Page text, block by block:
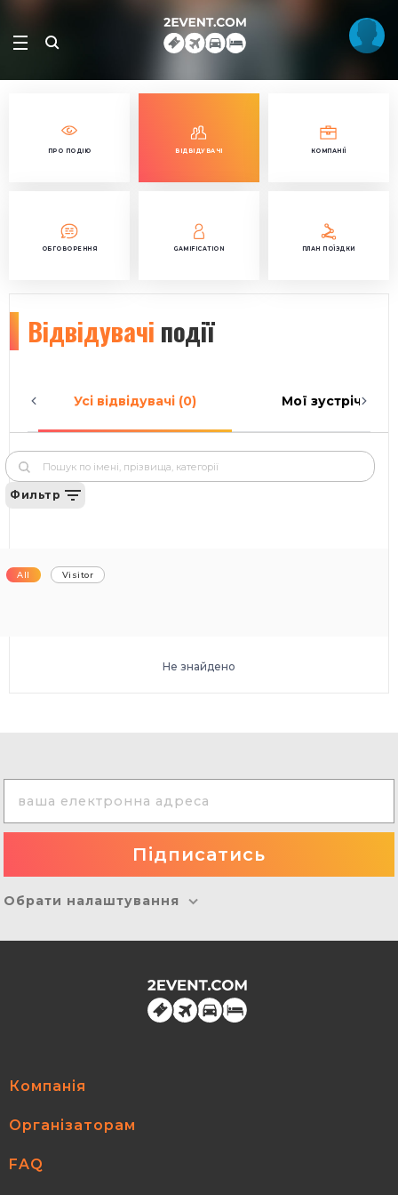
ПРО ПОДІЮ ВІДВІДУВАЧІ КОМПАНІЇ
ОБГОВОРЕННЯ GAMIFICATION ПЛАН ПОЇЗДКИ
Відвідувачі події
Усі відвідувачі (0) Мої зустрічі (0)
Фильтр
All Visitor
Не знайдено
Обрати налаштування
Компанія
Організаторам
FAQ